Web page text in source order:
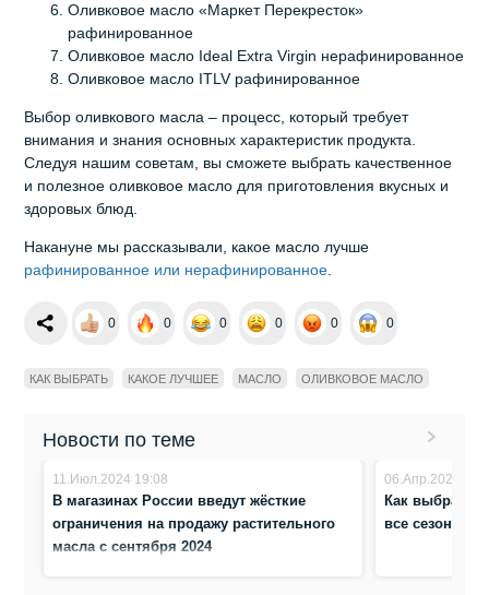
Оливковое масло «Маркет Перекресток»
рафинированное
Оливковое масло Ideal Extra Virgin нерафинированное
Оливковое масло ITLV рафинированное
Выбор оливкового масла – процесс, который требует
внимания и знания основных характеристик продукта.
Следуя нашим советам, вы сможете выбрать качественное
и полезное оливковое масло для приготовления вкусных и
здоровых блюд.
Накануне мы рассказывали, какое масло лучше
рафинированное или нерафинированное.
0 0 0 0 0 0
КАК ВЫБРАТЬ КАКОЕ ЛУЧШЕЕ МАСЛО ОЛИВКОВОЕ МАСЛО
Новости по теме
11.Июл.2024 19:08
В магазинах России введут жёсткие
ограничения на продажу растительного
масла с сентября 2024
06.Апр.2024
Как выбрать
все сезоны?